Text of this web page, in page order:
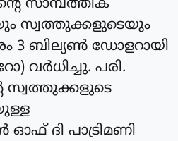
സാമ്പത്തിക
സ്വത്തുക്കളുടെയും
3 ബില്യണ്‍ ഡോളറായി
വർധിച്ചു. പരി.
സ്വത്തുക്കളുടെ
ദി പാട്രിമണി